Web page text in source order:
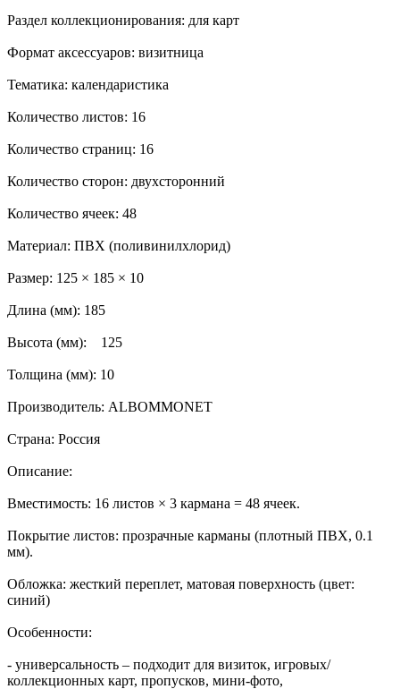
Раздел коллекционирования: для карт
Формат аксессуаров: визитница
Тематика: календаристика
Количество листов: 16
Количество страниц: 16
Количество сторон: двухсторонний
Количество ячеек: 48
Материал: ПВХ (поливинилхлорид)
Размер: 125 × 185 × 10
Длина (мм): 185
Высота (мм): 125
Толщина (мм): 10
Производитель: ALBOMMONET
Страна: Россия
Описание:
Вместимость: 16 листов × 3 кармана = 48 ячеек.
Покрытие листов: прозрачные карманы (плотный ПВХ, 0.1
мм).
Обложка: жесткий переплет, матовая поверхность (цвет:
синий)
Особенности:
- универсальность – подходит для визиток, игровых/
коллекционных карт, пропусков, мини-фото,